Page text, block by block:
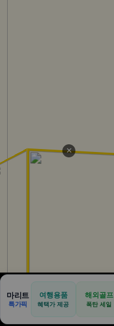
🏠
홈
닷컴
✕
마리트
특가픽
여행용품
혜택가 제공
해외골프
폭탄 세일